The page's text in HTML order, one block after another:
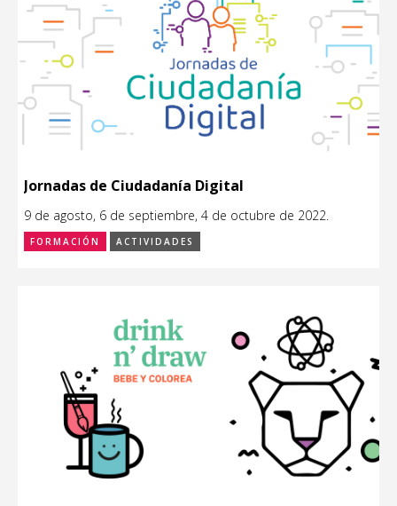
Jornadas de Ciudadanía Digital
9 de agosto, 6 de septiembre, 4 de octubre de 2022.
FORMACIÓN ACTIVIDADES